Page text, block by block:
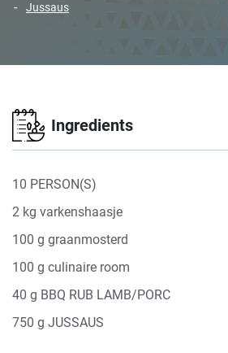
jussaus
Ingredients
10 PERSON(S)
2 kg varkenshaasje
100 g graanmosterd
100 g culinaire room
40 g BBQ RUB LAMB/PORC
750 g JUSSAUS